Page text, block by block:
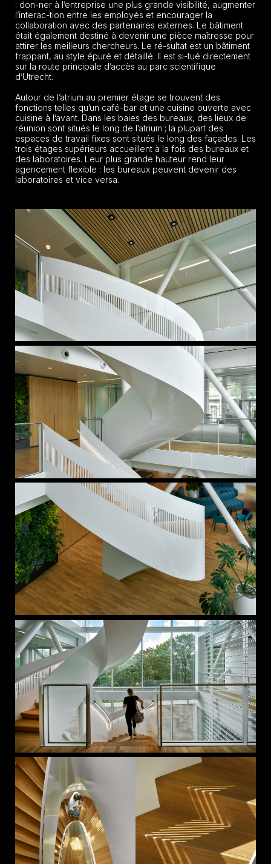
: don-ner à l’entreprise une plus grande visibilité, augmenter
l’interac-tion entre les employés et encourager la
collaboration avec des partenaires externes. Le bâtiment
était également destiné à devenir une pièce maîtresse pour
attirer les meilleurs chercheurs. Le ré-sultat est un bâtiment
frappant, au style épuré et détaillé. Il est si-tué directement
sur la route principale d’accès au parc scientifique
d’Utrecht.
Autour de l’atrium au premier étage se trouvent des
fonctions telles qu’un café-bar et une cuisine ouverte avec
cuisine à l’avant. Dans les baies des bureaux, des lieux de
réunion sont situés le long de l’atrium ; la plupart des
espaces de travail fixes sont situés le long des façades. Les
trois étages supérieurs accueillent à la fois des bureaux et
des laboratoires. Leur plus grande hauteur rend leur
agencement flexible : les bureaux peuvent devenir des
laboratoires et vice versa.